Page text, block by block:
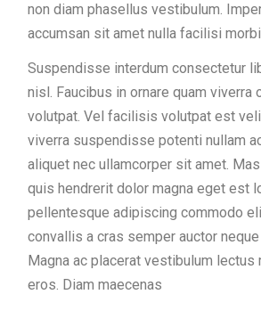
non diam phasellus vestibulum.
accumsan sit amet nulla facilisi
Suspendisse interdum consectetur
nisl. Faucibus in ornare quam viverra
volutpat. Vel facilisis volutpat est
viverra suspendisse potenti nullam
aliquet nec ullamcorper sit amet.
quis hendrerit dolor magna eget est
pellentesque adipiscing commodo
convallis a cras semper auctor
Magna ac placerat vestibulum lectus
eros. Diam maecenas